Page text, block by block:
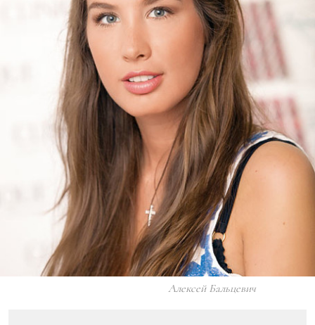
Алексей Бальцевич